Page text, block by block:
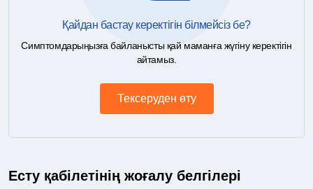
Қайдан бастау керектігін білмейсіз бе?
Симптомдарыңызға байланысты қай маманға жүгіну керектігін
айтамыз.
Тексеруден өту
Есту қабілетінің жоғалу белгілері